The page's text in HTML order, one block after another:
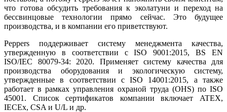
что готова обсудить требования к эколатуни и переход на
бессвинцовые технологии прямо сейчас. Это будущее
производства, и в компании его приветствуют.
Peppers поддерживает систему менеджмента качества,
утвержденную в соответствии с ISO 9001:2015, BS EN
ISO/IEC 80079-34: 2020. Применяет систему качества для
производства оборудования и экологическую систему,
утвержденные в соответствии с ISO 14001:2015, а также
работает в рамках управления охраной труда (OHS) по ISO
45001. Список сертификатов компании включает ATEX,
IECEx, CSA и U/L и др.